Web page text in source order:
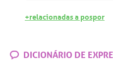
+relacionadas a pospor
DICIONÁRIO DE